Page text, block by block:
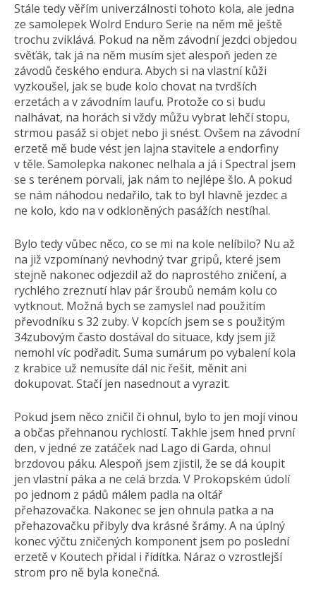
Stále tedy věřím univerzálnosti tohoto kola, ale jedna
ze samolepek Wolrd Enduro Serie na něm mě ještě
trochu zviklává. Pokud na něm závodní jezdci objedou
svěťák, tak já na něm musím sjet alespoň jeden ze
závodů českého endura. Abych si na vlastní kůži
vyzkoušel, jak se bude kolo chovat na tvrdších
erzetách a v závodním laufu. Protože co si budu
nalhávat, na horách si vždy můžu vybrat lehčí stopu,
strmou pasáž si objet nebo ji snést. Ovšem na závodní
erzetě mě bude vést jen lajna stavitele a endorfiny
v těle. Samolepka nakonec nelhala a já i Spectral jsem
se s terénem porvali, jak nám to nejlépe šlo. A pokud
se nám náhodou nedařilo, tak to byl hlavně jezdec a
ne kolo, kdo na v odkloněných pasážích nestíhal.
Bylo tedy vůbec něco, co se mi na kole nelíbilo? Nu až
na již vzpomínaný nevhodný tvar gripů, které jsem
stejně nakonec odjezdil až do naprostého zničení, a
rychlého zreznutí hlav pár šroubů nemám kolu co
vytknout. Možná bych se zamyslel nad použitím
převodníku s 32 zuby. V kopcích jsem se s použitým
34zubovým často dostával do situace, kdy jsem již
nemohl víc podřadit. Suma sumárum po vybalení kola
z krabice už nemusíte dál nic řešit, měnit ani
dokupovat. Stačí jen nasednout a vyrazit.
Pokud jsem něco zničil či ohnul, bylo to jen mojí vinou
a občas přehnanou rychlostí. Takhle jsem hned první
den, v jedné ze zatáček nad Lago di Garda, ohnul
brzdovou páku. Alespoň jsem zjistil, že se dá koupit
jen vlastní páka a ne celá brzda. V Prokopském údolí
po jednom z pádů málem padla na oltář
přehazovačka. Nakonec se jen ohnula patka a na
přehazovačku přibyly dva krásné šrámy. A na úplný
konec výčtu zničených komponent jsem po poslední
erzetě v Koutech přidal i řídítka. Náraz o vzrostlejší
strom pro ně byla konečná.